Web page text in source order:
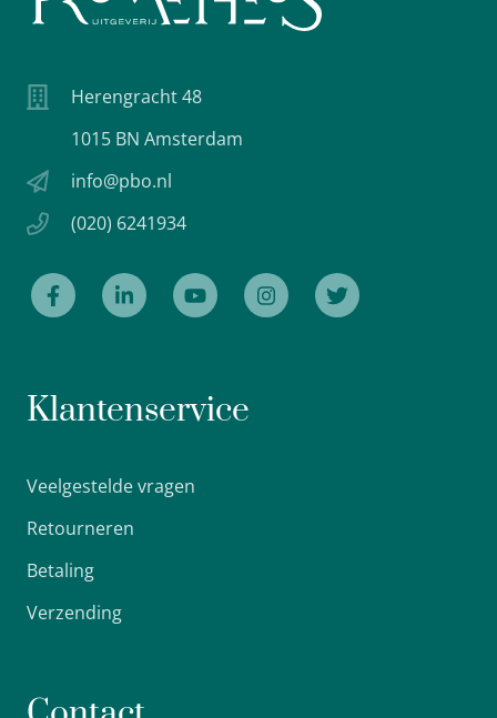
Herengracht 48
1015 BN Amsterdam
info@pbo.nl
(020) 6241934
Klantenservice
Veelgestelde vragen
Retourneren
Betaling
Verzending